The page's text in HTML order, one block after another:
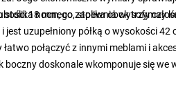
nocnego, stolika obok sofy czy
18 mm, co zapewnia
uzupełniony półką o wysokości
połączyć z innymi meblami i
doskonale wkomponuje się we